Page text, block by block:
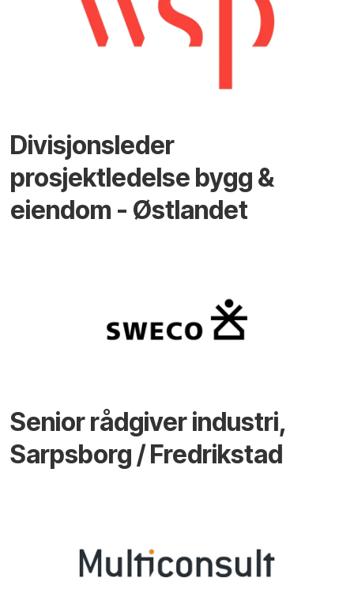
Divisjonsleder
prosjektledelse bygg &
eiendom - Østlandet
Senior rådgiver industri,
Sarpsborg / Fredrikstad